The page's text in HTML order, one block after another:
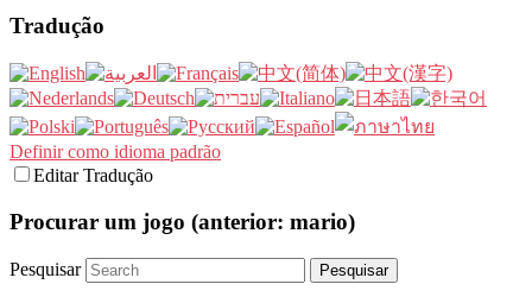
Tradução
Definir como idioma padrão
Editar Tradução
Procurar um jogo (anterior: mario)
Pesquisar